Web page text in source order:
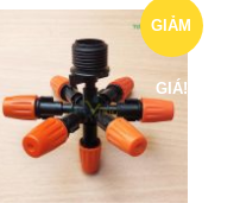
GIẢM
GIÁ!